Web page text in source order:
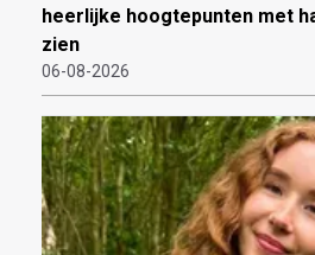
heerlijke hoogtepunten met
zien
06-08-2026